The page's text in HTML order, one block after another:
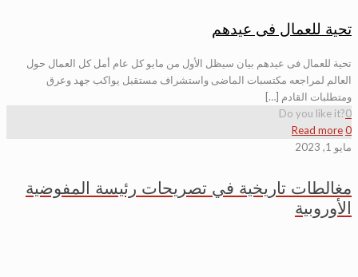
تحية للعمال فى عيدهم
تحية للعمال فى عيدهم بيان سيظل الأول من مايو كل عام أمل كل العمال حول
العالم لمراجعه مكتسبات الماضى واستشراف مستقبل يواكب جهد وعرق
ومتطلبات القادم […]
Do you like it?0
0
Read more
مايو 1, 2023
مغالطات تاريخية في تصريحات رئيسة المفوضية
الأوروبية